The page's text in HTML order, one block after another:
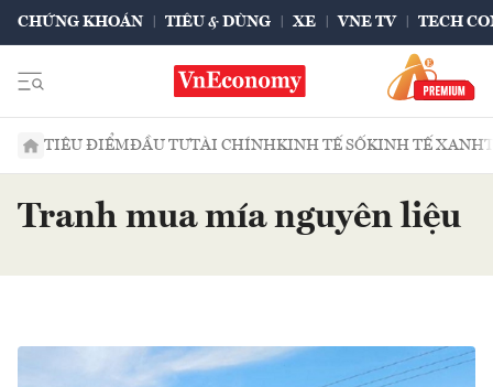
CHỨNG KHOÁN TIÊU & DÙNG XE VNE TV TECH
TIÊU ĐIỂMĐẦU TƯTÀI CHÍNHKINH TẾ SỐKINH TẾ XANH
Tranh mua mía nguyên liệu